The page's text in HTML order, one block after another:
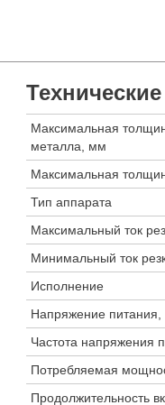
Максимальная
металла, мм
Максимальная
Тип аппарата
Максимальный ток
Минимальный ток
Исполнение
Напряжение питания,
Частота напряжения
Потребляемая
Продолжительность